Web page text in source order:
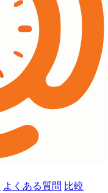
よくある質問 比較